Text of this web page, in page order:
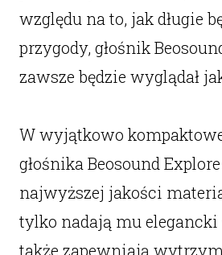
względu na to, jak długie
przygody, głośnik
zawsze będzie wyglądał
W wyjątkowo
głośnika Beosound
najwyższej jakości
tylko nadają mu elegancki
także zapewniają